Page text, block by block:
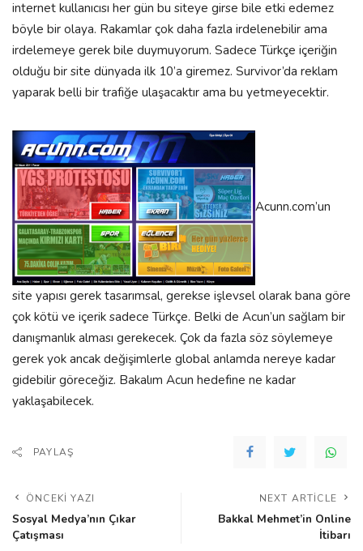
internet kullanıcısı her gün bu siteye girse bile etki edemez
böyle bir olaya. Rakamlar çok daha fazla irdelenebilir ama
irdelemeye gerek bile duymuyorum. Sadece Türkçe içeriğin
olduğu bir site dünyada ilk 10’a giremez. Survivor’da reklam
yaparak belli bir trafiğe ulaşacaktır ama bu yetmeyecektir.
Acunn.com’un
site yapısı gerek tasarımsal, gerekse işlevsel olarak bana göre
çok kötü ve içerik sadece Türkçe. Belki de Acun’un sağlam bir
danışmanlık alması gerekecek. Çok da fazla söz söylemeye
gerek yok ancak değişimlerle global anlamda nereye kadar
gidebilir göreceğiz. Bakalım Acun hedefine ne kadar
yaklaşabilecek.
PAYLAŞ
ÖNCEKI YAZI
Sosyal Medya’nın Çıkar
Çatışması
NEXT ARTICLE
Bakkal Mehmet’in Online
İtibarı